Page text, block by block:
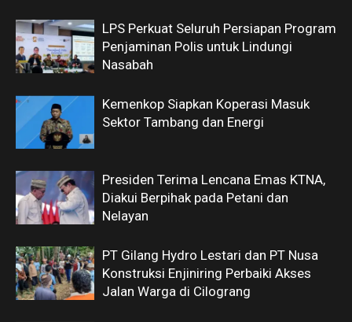
LPS Perkuat Seluruh Persiapan Program
Penjaminan Polis untuk Lindungi
Nasabah
Kemenkop Siapkan Koperasi Masuk
Sektor Tambang dan Energi
Presiden Terima Lencana Emas KTNA,
Diakui Berpihak pada Petani dan
Nelayan
PT Gilang Hydro Lestari dan PT Nusa
Konstruksi Enjiniring Perbaiki Akses
Jalan Warga di Cilograng